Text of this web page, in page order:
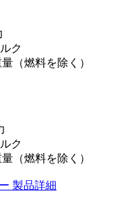
ク
（燃料を除く）
ク
（燃料を除く）
製品詳細